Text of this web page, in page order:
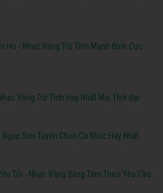
Hò - Nhạc Vàng Trữ Tình Mạnh Đình Cực
Vàng Trữ Tình Hay Nhất Mọi Thời Đại
Sơn Tuyển Chọn Ca Khúc Hay Nhất
Tôi - Nhạc Vàng Băng Tâm Theo Yêu Cầu